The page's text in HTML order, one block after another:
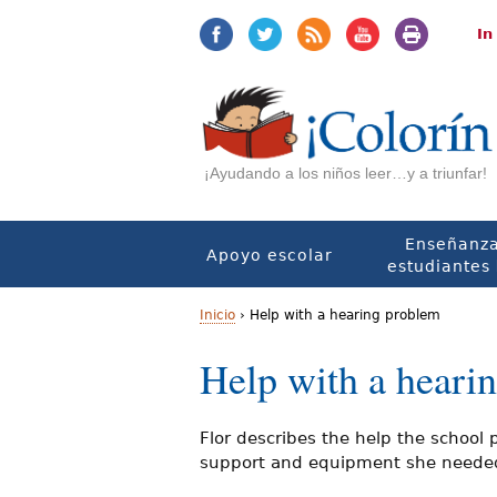
In
¡Ayudando a los niños leer…y a triunfar!
Apoyo escolar
estudiantes
U
s
t
Inicio › Help with a hearing problem
Help with a
Flor describes the help the
support and equipment she